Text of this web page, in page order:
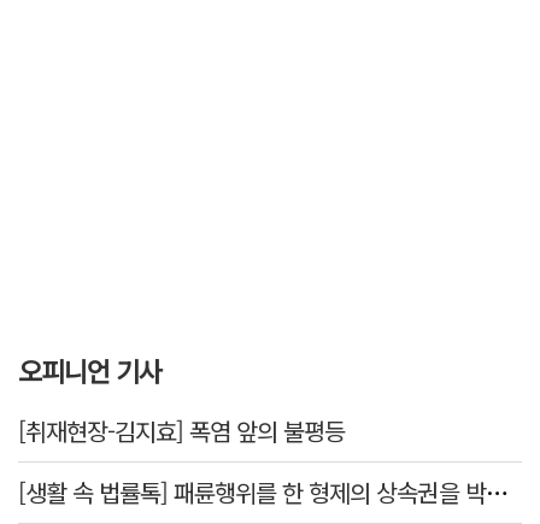
오피니언 기사
[취재현장-김지효] 폭염 앞의 불평등
[생활 속 법률톡] 패륜행위를 한 형제의 상속권을 박탈시킬 수 있을까요